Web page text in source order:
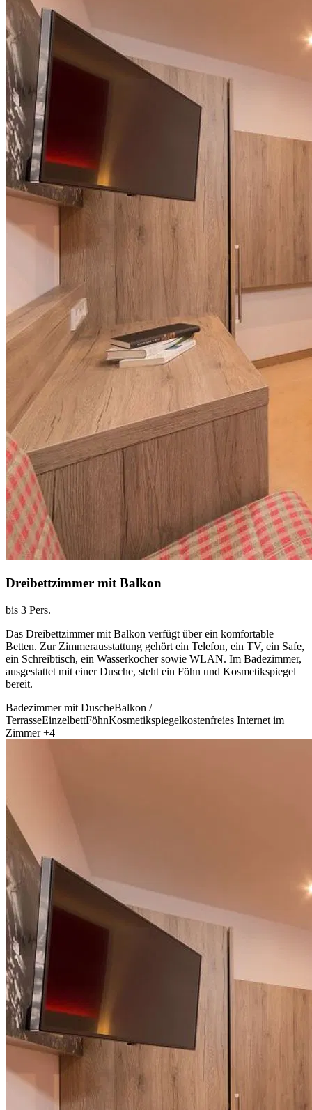
Dreibettzimmer mit Balkon
bis 3 Pers.
Das Dreibettzimmer mit Balkon verfügt über ein komfortable
Betten. Zur Zimmerausstattung gehört ein Telefon, ein TV, ein Safe,
ein Schreibtisch, ein Wasserkocher sowie WLAN. Im Badezimmer,
ausgestattet mit einer Dusche, steht ein Föhn und Kosmetikspiegel
bereit.
Badezimmer mit DuscheBalkon /
TerrasseEinzelbettFöhnKosmetikspiegelkostenfreies Internet im
Zimmer +4